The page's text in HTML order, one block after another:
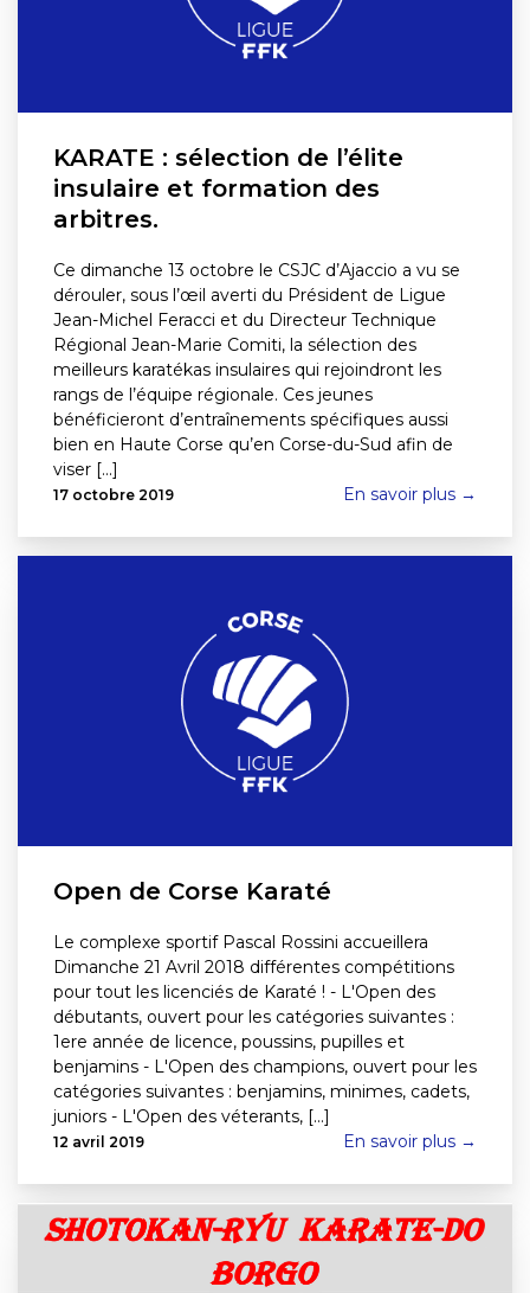
KARATE : sélection de l’élite
insulaire et formation des
arbitres.
Ce dimanche 13 octobre le CSJC d’Ajaccio a vu se
dérouler, sous l’œil averti du Président de Ligue
Jean-Michel Feracci et du Directeur Technique
Régional Jean-Marie Comiti, la sélection des
meilleurs karatékas insulaires qui rejoindront les
rangs de l’équipe régionale. Ces jeunes
bénéficieront d’entraînements spécifiques aussi
bien en Haute Corse qu’en Corse-du-Sud afin de
viser [...]
17 octobre 2019 En savoir plus →
Open de Corse Karaté
Le complexe sportif Pascal Rossini accueillera
Dimanche 21 Avril 2018 différentes compétitions
pour tout les licenciés de Karaté ! - L'Open des
débutants, ouvert pour les catégories suivantes :
1ere année de licence, poussins, pupilles et
benjamins - L'Open des champions, ouvert pour les
catégories suivantes : benjamins, minimes, cadets,
juniors - L'Open des véterants, [...]
12 avril 2019 En savoir plus →